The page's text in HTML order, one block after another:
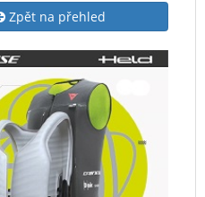
Zpět na přehled